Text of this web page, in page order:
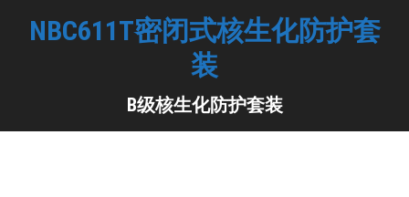
NBC611T密闭式核生化防护套
装
B级核生化防护套装